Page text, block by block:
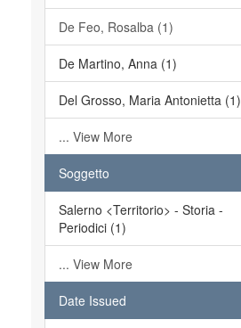
De Feo, Rosalba (1)
De Martino, Anna (1)
Del Grosso, Maria Antonietta (1)
... View More
Soggetto
Salerno <Territorio> - Storia -
Periodici (1)
... View More
Date Issued